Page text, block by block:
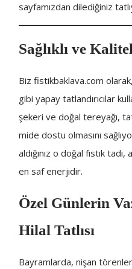
sayfamızdan dilediğiniz
Sağlıklı ve
Biz fistikbaklava.com
gibi yapay tatlandırıcılar
şekeri ve doğal tereyağı,
mide dostu olmasını
aldığınız o doğal fıstık
en saf enerjidir.
Özel Günlerin
Hilal Tatlısı
Bayramlarda, nişan